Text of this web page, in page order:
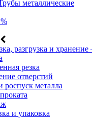
металлические
разгрузка и
резка
отверстий
роспуск металла
и упаковка